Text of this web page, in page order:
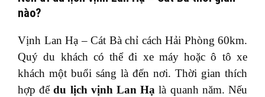
nào?
Vịnh Lan Hạ – Cát Bà chỉ cách Hải Phòng 60km.
Quý du khách có thể đi xe máy hoặc ô tô xe
khách một buổi sáng là đến nơi. Thời gian thích
hợp đểdu lịch vịnh Lan Hạlà quanh năm. Nếu